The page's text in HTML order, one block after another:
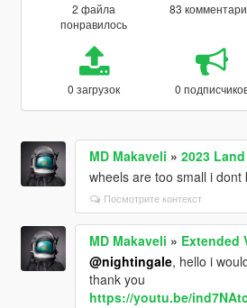
2 файла
понравилось
83
0 загрузок 0
MD Makaveli » 2023
wheels are too small i
Посмотрите контекст
MD Makaveli » Extended
@nightingale, hello i
thank you
https://youtu.be/